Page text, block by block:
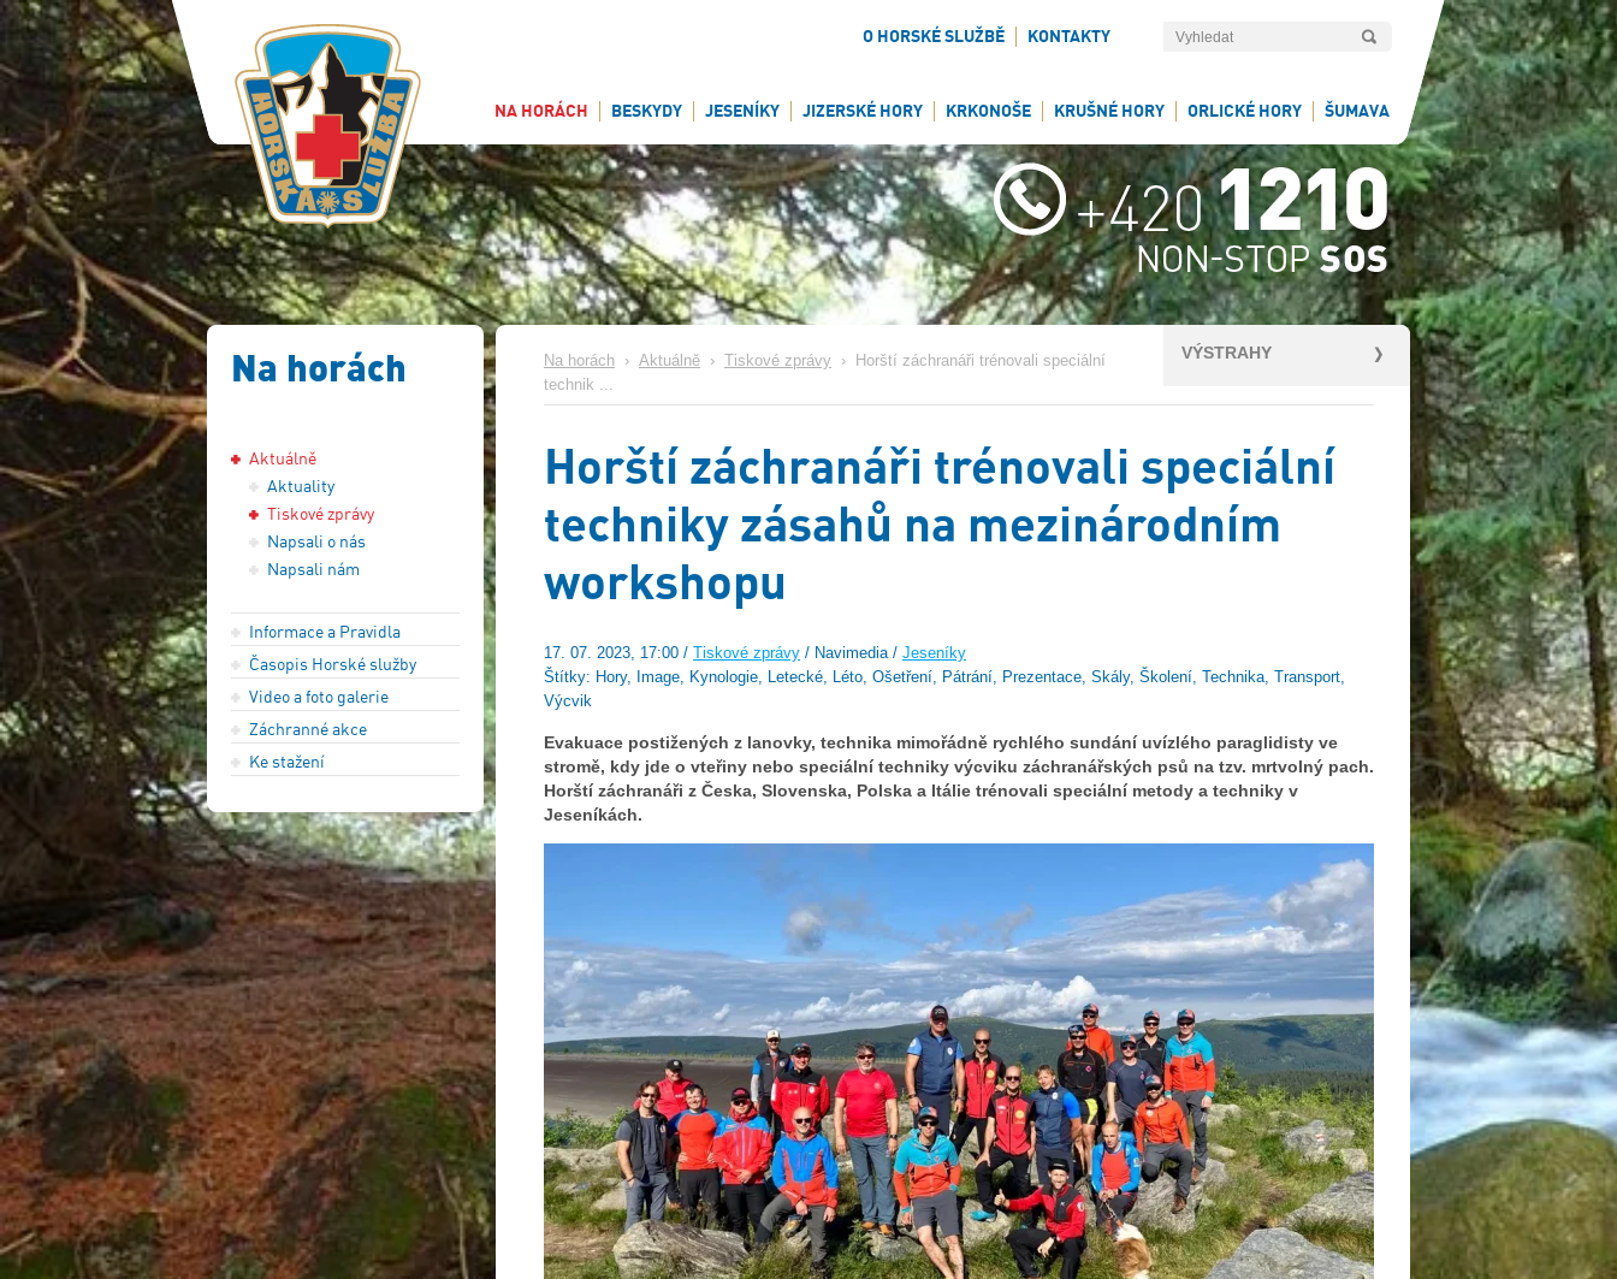
O HORSKÉ SLUŽBĚ KONTAKTY
NA HORÁCH BESKYDY JESENÍKY JIZERSKÉ HORY KRKONOŠE KRUŠNÉ HORY ORLICKÉ HORY ŠUMAVA
Na horách
Aktuálně
Aktuality
Tiskové zprávy
Napsali o nás
Napsali nám
Informace a Pravidla
Časopis Horské služby
Video a foto galerie
Záchranné akce
Ke stažení
VÝSTRAHY
Na horách › Aktuálně › Tiskové zprávy ›
Horští záchranáři trénovali speciální
technik ...
Horští záchranáři trénovali speciální
techniky zásahů na mezinárodním
workshopu
17. 07. 2023, 17:00 / Tiskové zprávy / Navimedia / Jeseníky
Štítky: Hory, Image, Kynologie, Letecké, Léto, Ošetření, Pátrání, Prezentace, Skály, Školení, Technika, Transport,
Výcvik
Evakuace postižených z lanovky, technika mimořádně rychlého sundání uvízlého paraglidisty ve
stromě, kdy jde o vteřiny nebo speciální techniky výcviku záchranářských psů na tzv. mrtvolný pach.
Horští záchranáři z Česka, Slovenska, Polska a Itálie trénovali speciální metody a techniky v
Jeseníkách.